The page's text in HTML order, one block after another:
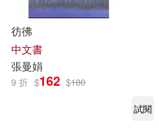
彷彿
中文書
張曼娟
9 折 $162 $180
試閱